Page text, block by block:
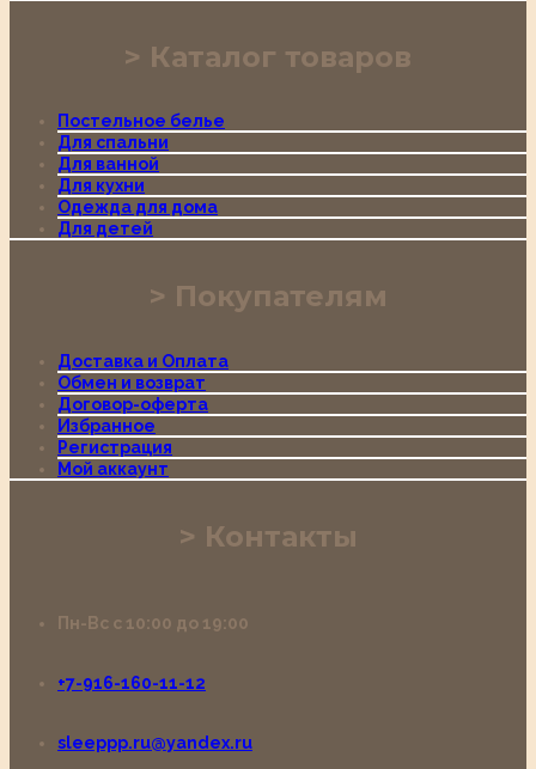
Каталог товаров
Постельное белье
Для спальни
Для ванной
Для кухни
Одежда для дома
Для детей
Покупателям
Доставка и Оплата
Обмен и возврат
Договор-оферта
Избранное
Регистрация
Мой аккаунт
Контакты
Пн-Вс с 10:00 до 19:00
+7-916-160-11-12
sleeppp.ru@yandex.ru